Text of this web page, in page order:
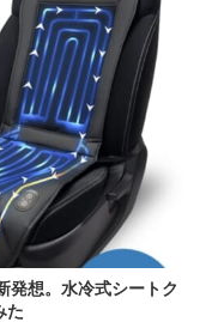
発想。水冷式シートク
た